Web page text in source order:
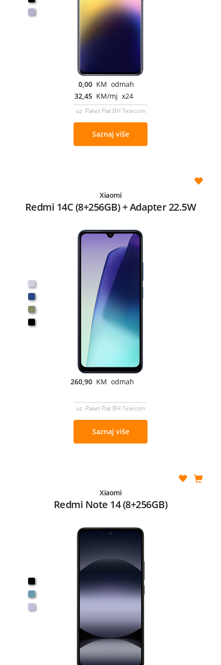
0,00 KM odmah
32,45 KM/mj x24
uz Paket Flat BH Telecom
Saznaj više
Xiaomi
Redmi 14C (8+256GB) + Adapter 22.5W
260,90 KM odmah
uz Paket Flat BH Telecom
Saznaj više
Xiaomi
Redmi Note 14 (8+256GB)